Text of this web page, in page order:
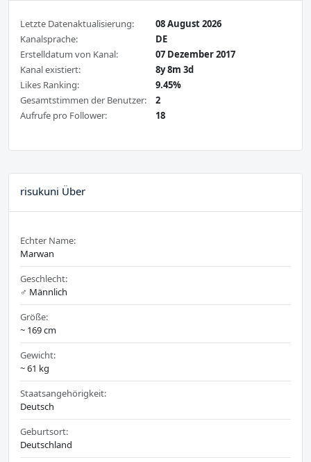
Letzte Datenaktualisierung:
08 August 2026
Kanalsprache:
DE
Erstelldatum von Kanal:
07 Dezember 2017
Kanal existiert:
8y 8m 3d
Likes Ranking:
9.45%
Gesamtstimmen der Benutzer:
2
Aufrufe pro Follower:
18
risukuni Über
Echter Name:
Marwan
Geschlecht:
♂️ Männlich
Größe:
~ 169 cm
Gewicht:
~ 61 kg
Staatsangehörigkeit:
Deutsch
Geburtsort:
Deutschland